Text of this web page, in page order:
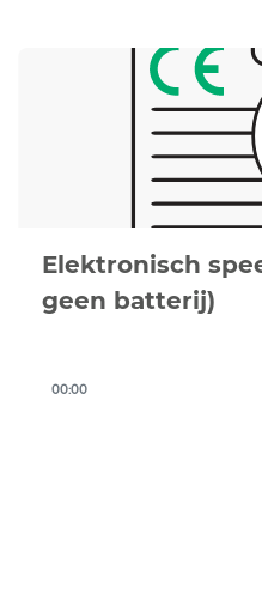
create a compliant CE
Elektronisch
geen batterij)
00:00